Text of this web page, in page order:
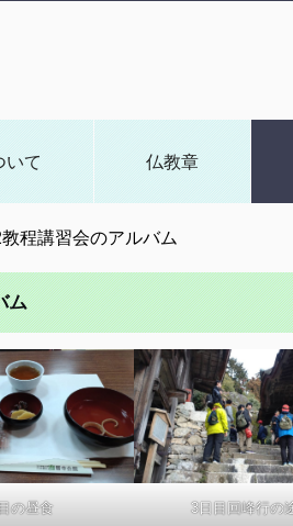
いて 仏教章
程講習会のアルバム
ム
の昼食 3日目回峰行の